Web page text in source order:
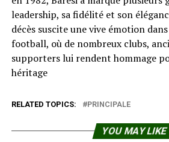
leadership, sa fidélité et son
décès suscite une vive émotion
football, où de nombreux clubs,
supporters lui rendent hommage
héritage
RELATED TOPICS: PRINCIPALE
YOU MAY LIKE